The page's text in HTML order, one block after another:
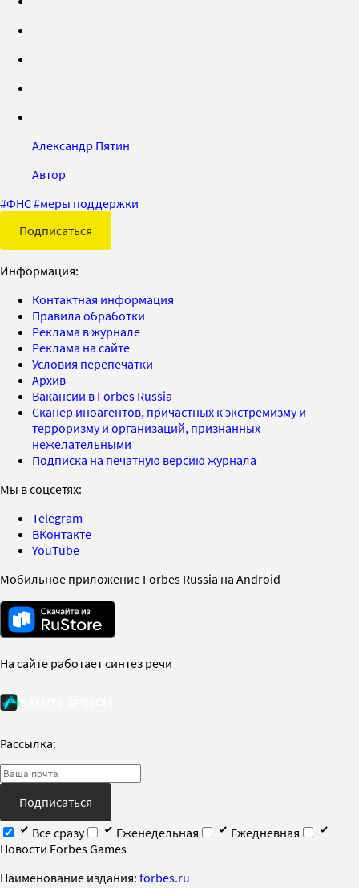
Александр Пятин
Автор
#ФНС#меры поддержки
Подписаться
Информация:
Контактная информация
Правила обработки
Реклама в журнале
Реклама на сайте
Условия перепечатки
Архив
Вакансии в Forbes Russia
Сканер иноагентов, причастных к экстремизму и
терроризму и организаций, признанных
нежелательными
Подписка на печатную версию журнала
Мы в соцсетях:
Telegram
ВКонтакте
YouTube
Мобильное приложение Forbes Russia на Android
На сайте работает синтез речи
Рассылка:
Подписаться
Все сразу
Еженедельная
Ежедневная
Новости Forbes Games
Наименование издания: forbes.ru